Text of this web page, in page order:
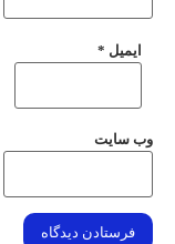
ایمیل *
وب‌ سایت